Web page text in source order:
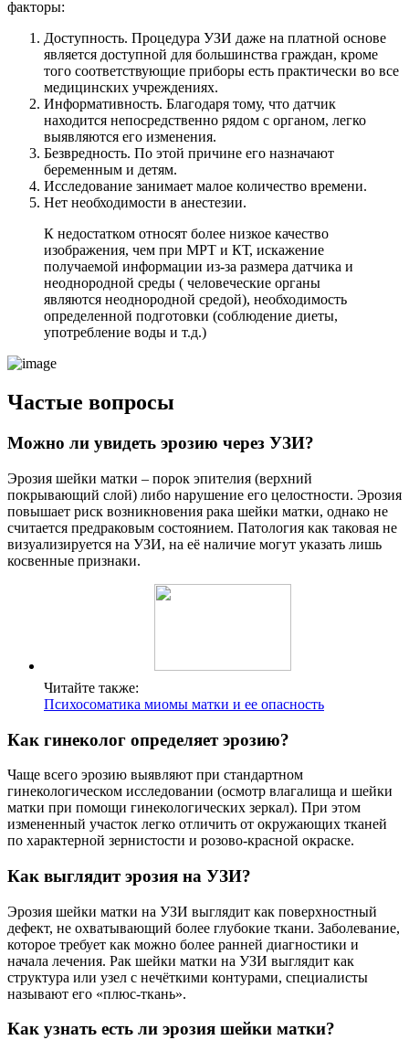
факторы:
Доступность. Процедура УЗИ даже на платной основе
является доступной для большинства граждан, кроме
того соответствующие приборы есть практически во все
медицинских учреждениях.
Информативность. Благодаря тому, что датчик
находится непосредственно рядом с органом, легко
выявляются его изменения.
Безвредность. По этой причине его назначают
беременным и детям.
Исследование занимает малое количество времени.
Нет необходимости в анестезии.
К недостатком относят более низкое качество
изображения, чем при МРТ и КТ, искажение
получаемой информации из-за размера датчика и
неоднородной среды ( человеческие органы
являются неоднородной средой), необходимость
определенной подготовки (соблюдение диеты,
употребление воды и т.д.)
Частые вопросы
Можно ли увидеть эрозию через УЗИ?
Эрозия шейки матки – порок эпителия (верхний
покрывающий слой) либо нарушение его целостности. Эрозия
повышает риск возникновения рака шейки матки, однако не
считается предраковым состоянием. Патология как таковая не
визуализируется на УЗИ, на её наличие могут указать лишь
косвенные признаки.
Читайте также:
Психосоматика миомы матки и ее опасность
Как гинеколог определяет эрозию?
Чаще всего эрозию выявляют при стандартном
гинекологическом исследовании (осмотр влагалища и шейки
матки при помощи гинекологических зеркал). При этом
измененный участок легко отличить от окружающих тканей
по характерной зернистости и розово-красной окраске.
Как выглядит эрозия на УЗИ?
Эрозия шейки матки на УЗИ выглядит как поверхностный
дефект, не охватывающий более глубокие ткани. Заболевание,
которое требует как можно более ранней диагностики и
начала лечения. Рак шейки матки на УЗИ выглядит как
структура или узел с нечёткими контурами, специалисты
называют его «плюс-ткань».
Как узнать есть ли эрозия шейки матки?